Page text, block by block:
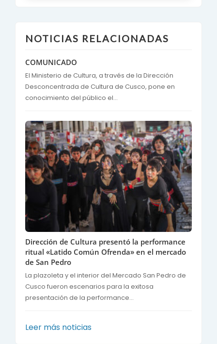
NOTICIAS RELACIONADAS
COMUNICADO
El Ministerio de Cultura, a través de la Dirección
Desconcentrada de Cultura de Cusco, pone en
conocimiento del público el...
Dirección de Cultura presentó la performance
ritual «Latido Común Ofrenda» en el mercado
de San Pedro
La plazoleta y el interior del Mercado San Pedro de
Cusco fueron escenarios para la exitosa
presentación de la performance...
Leer más noticias